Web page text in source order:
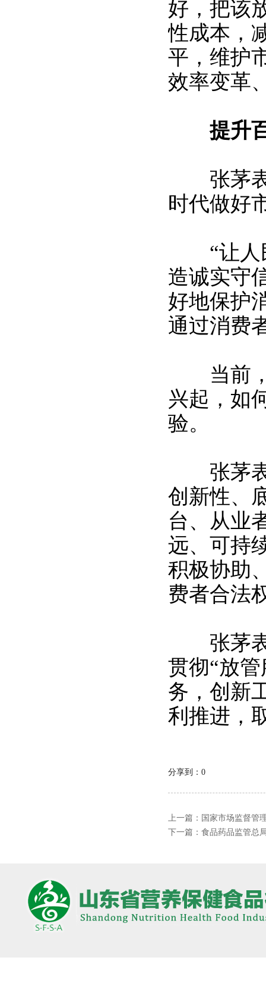
好，把该
性成本，
平，维护
效率变革
提升百
张茅表
时代做好
“让人民
造诚实守
好地保护
通过消费
当前，
兴起，如
验。
张茅表
创新性、
台、从业
远、可持
积极协助
费者合法
张茅表
贯彻“放
务，创新
利推进，
分享到： 0
上一篇： 国家市场监督管
下一篇： 食品药品监管总